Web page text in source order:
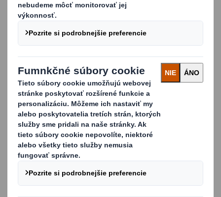
Disponujeme kompletnou kontrolou nad výrobným
procesom, od výroby vlnitej lepenky až po montáž
paliet, čo nám zaručuje vyššiu kvalitu produktov a
väčšiu reakčnosť.
Je dokázané, že s vlnitou paletou sa ľahko
zaobchádza, je 100 % recyklovateľná a tiež
poskytuje ideálnu príležitosť pre značku.